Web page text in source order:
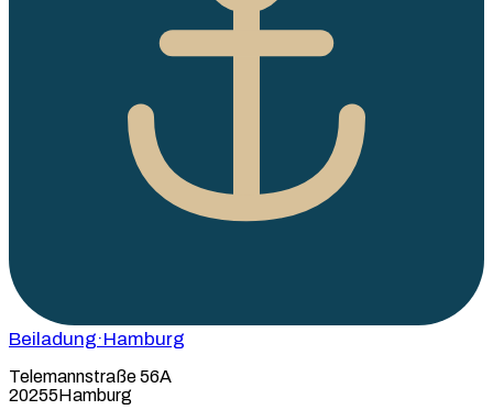
Beiladung·Hamburg
Telemannstraße 56A
20255Hamburg